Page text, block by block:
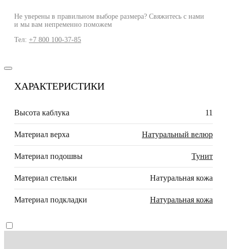
Не уверены в правильном выборе размера? Свяжитесь с нами
и мы вам непременно поможем
Тел: +7 800 100-37-85
ХАРАКТЕРИСТИКИ
Высота каблука 11
Материал верха Натуральный велюр
Материал подошвы Тунит
Материал стельки Натуральная кожа
Материал подкладки Натуральная кожа